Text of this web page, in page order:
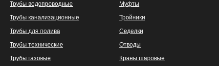
Трубы водопроводные
Трубы канализационные
Трубы для полива
Трубы технические
Трубы газовые
Муфты
Тройники
Седелки
Отводы
Краны шаровые